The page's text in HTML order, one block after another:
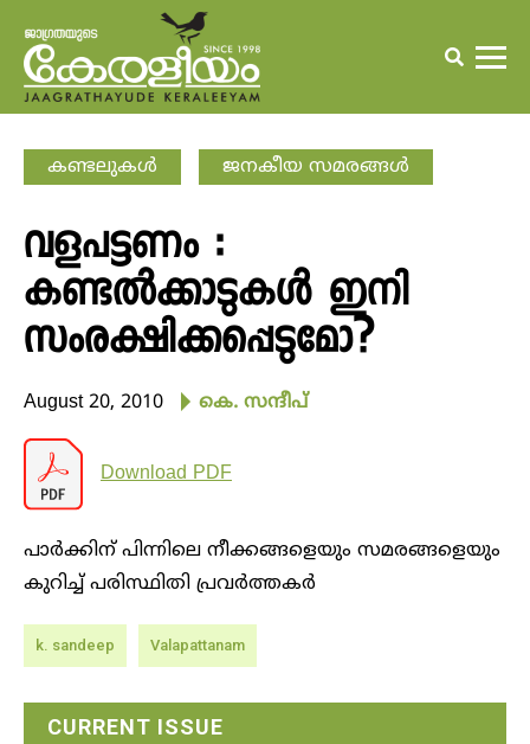
കണ്ടലുകള്‍ ജനകീയ സമരങ്ങള്‍
വളപട്ടണം :
കണ്ടല്‍ക്കാടുകള്‍ ഇനി
സംരക്ഷിക്കപ്പെടുമോ?
August 20, 2010 കെ. സന്ദീപ്‌
Download PDF
പാര്‍ക്കിന് പിന്നിലെ നീക്കങ്ങളെയും സമരങ്ങളെയും
കുറിച്ച് പരിസ്ഥിതി പ്രവര്‍ത്തകര്‍
k. sandeep Valapattanam
CURRENT ISSUE